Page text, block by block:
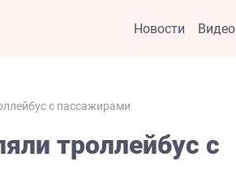
Новости Видео
с пассажирами
троллейбус с